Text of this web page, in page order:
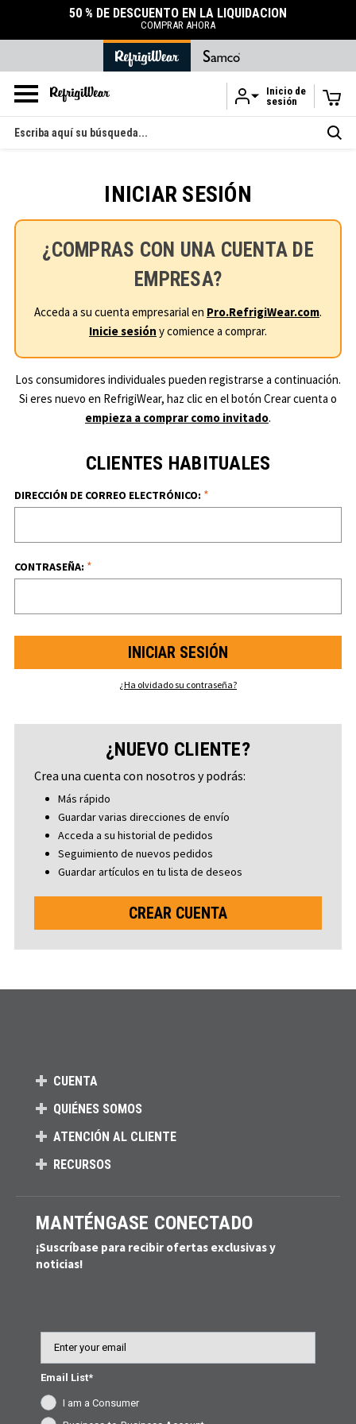
Ir al contenido principal
50 % DE DESCUENTO EN LA LIQUIDACIÓN
COMPRAR AHORA
Inicio de
sesión
Buscar
en
INICIAR SESIÓN
¿COMPRAS CON UNA CUENTA DE
EMPRESA?
Acceda a su cuenta empresarial en Pro.RefrigiWear.com.
Inicie sesión y comience a comprar.
Los consumidores individuales pueden registrarse a continuación.
Si eres nuevo en RefrigiWear, haz clic en el botón Crear cuenta o
empieza a comprar como invitado.
CLIENTES HABITUALES
DIRECCIÓN DE CORREO ELECTRÓNICO: *
CONTRASEÑA: *
¿Ha olvidado su contraseña?
¿NUEVO CLIENTE?
Crea una cuenta con nosotros y podrás:
Más rápido
Guardar varias direcciones de envío
Acceda a su historial de pedidos
Seguimiento de nuevos pedidos
Guardar artículos en tu lista de deseos
CREAR CUENTA
CUENTA
QUIÉNES SOMOS
ATENCIÓN AL CLIENTE
RECURSOS
MANTÉNGASE CONECTADO
¡Suscríbase para recibir ofertas exclusivas y
noticias!
Email List*
I am a Consumer